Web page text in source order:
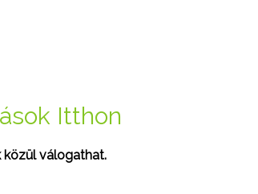
Itthon
közül válogathat.